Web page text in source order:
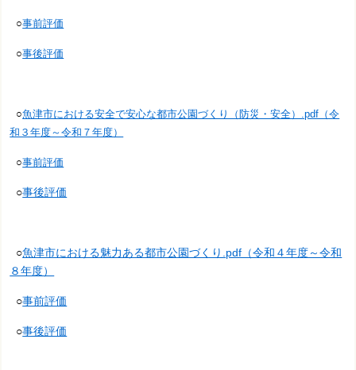
○事前評価
○事後評価
○魚津市における安全で安心な都市公園づくり（防災・安全）.pdf（令
和３年度～令和７年度）
○事前評価
○事後評価
○魚津市における魅力ある都市公園づくり.pdf（令和４年度～令和
８年度）
○事前評価
○事後評価